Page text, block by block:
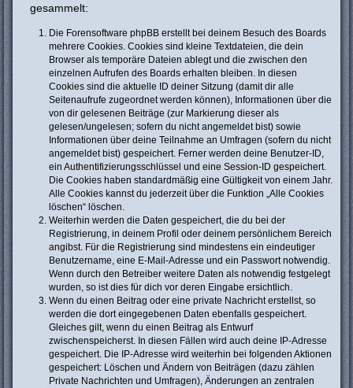
gesammelt:
Die Forensoftware phpBB erstellt bei deinem Besuch des Boards
mehrere Cookies. Cookies sind kleine Textdateien, die dein
Browser als temporäre Dateien ablegt und die zwischen den
einzelnen Aufrufen des Boards erhalten bleiben. In diesen
Cookies sind die aktuelle ID deiner Sitzung (damit dir alle
Seitenaufrufe zugeordnet werden können), Informationen über die
von dir gelesenen Beiträge (zur Markierung dieser als
gelesen/ungelesen; sofern du nicht angemeldet bist) sowie
Informationen über deine Teilnahme an Umfragen (sofern du nicht
angemeldet bist) gespeichert. Ferner werden deine Benutzer-ID,
ein Authentifizierungsschlüssel und eine Session-ID gespeichert.
Die Cookies haben standardmäßig eine Gültigkeit von einem Jahr.
Alle Cookies kannst du jederzeit über die Funktion „Alle Cookies
löschen“ löschen.
Weiterhin werden die Daten gespeichert, die du bei der
Registrierung, in deinem Profil oder deinem persönlichem Bereich
angibst. Für die Registrierung sind mindestens ein eindeutiger
Benutzername, eine E-Mail-Adresse und ein Passwort notwendig.
Wenn durch den Betreiber weitere Daten als notwendig festgelegt
wurden, so ist dies für dich vor deren Eingabe ersichtlich.
Wenn du einen Beitrag oder eine private Nachricht erstellst, so
werden die dort eingegebenen Daten ebenfalls gespeichert.
Gleiches gilt, wenn du einen Beitrag als Entwurf
zwischenspeicherst. In diesen Fällen wird auch deine IP-Adresse
gespeichert. Die IP-Adresse wird weiterhin bei folgenden Aktionen
gespeichert: Löschen und Ändern von Beiträgen (dazu zählen
Private Nachrichten und Umfragen), Änderungen an zentralen